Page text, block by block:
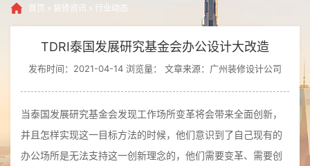
首页 » 装修资讯 » 行业动态
TDRI泰国发展研究基金会办公设计大改造
发布时间：2021-04-14 浏览量： 文章来源：广州装修设计公司
当泰国发展研究基金会发现工作场所变革将会带来全面创新，
并且怎样实现这一目标方法的时候，他们意识到了自己现有的
办公场所是无法支持这一创新理念的，他们需要变革、需要创